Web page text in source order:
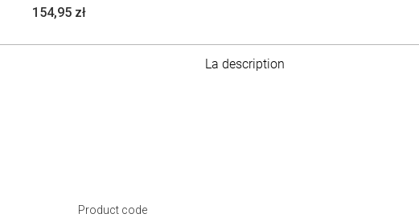
154,95 zł
La description
Product code